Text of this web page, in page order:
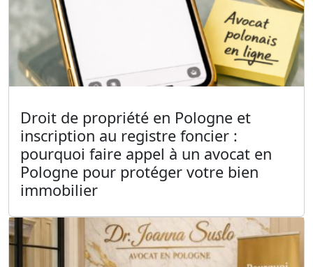
Droit de propriété en Pologne et
inscription au registre foncier :
pourquoi faire appel à un avocat en
Pologne pour protéger votre bien
immobilier